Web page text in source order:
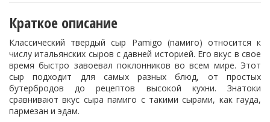
Краткое описание
Классический твердый сыр Pamigo (памиго) относится к
числу итальянских сыров с давней историей. Его вкус в свое
время быстро завоевал поклонников во всем мире. Этот
сыр подходит для самых разных блюд, от простых
бутербродов до рецептов высокой кухни. Знатоки
сравнивают вкус сыра памиго с такими сырами, как гауда,
пармезан и эдам.